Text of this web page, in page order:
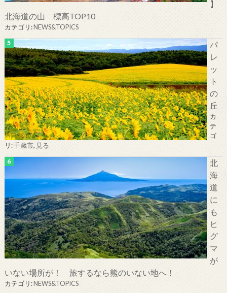
】
北海道の山 標高TOP10
カテゴリ:NEWS&TOPICS
パ
レ
ッ
ト
の
丘
カ
テ
ゴ
リ:千歳市, 見る
北
海
道
に
も
ヒ
グ
マ
が
いない場所が！ 旅するなら熊のいない地へ！
カテゴリ:NEWS&TOPICS